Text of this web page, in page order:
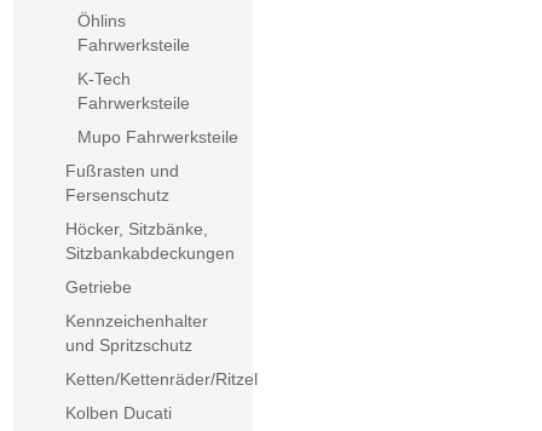
Öhlins
Fahrwerksteile
K-Tech
Fahrwerksteile
Mupo Fahrwerksteile
Fußrasten und
Fersenschutz
Höcker, Sitzbänke,
Sitzbankabdeckungen
Getriebe
Kennzeichenhalter
und Spritzschutz
Ketten/Kettenräder/Ritzel
Kolben Ducati